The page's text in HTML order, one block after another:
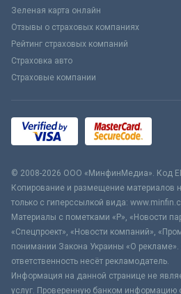
Зеленая карта онлайн
Отзывы о страховых компаниях
Рейтинг страховых компаний
Страховка авто
Страховые компании
© 2008-2026 ООО «МинфинМедиа». Код
Копирование и размещение материалов
только с гиперссылкой вида:
Материалы с пометками «Р», «Новости
«Спецпроект», «Новости компаний»,
понимании Закона Украины «О
ответственность несёт рекламодатель.
Информация на данной странице не
услуг. Проверенную банком информацию